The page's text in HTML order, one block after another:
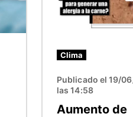
Clima
Publicado el 19/
las 14:58
Aumento de